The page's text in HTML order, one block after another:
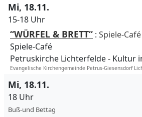
Mi, 18.11.
15-18 Uhr
“WÜRFEL & BRETT“ : Spiele-Café
Spiele-Café
Petruskirche Lichterfelde
Kultur
Evangelische Kirchengemeinde Petrus-Giesensdorf
Mi, 18.11.
18 Uhr
Buß-und Bettag